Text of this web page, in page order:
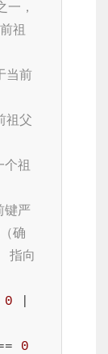
，
祖
前
父
祖
严
确
向
0
==
0